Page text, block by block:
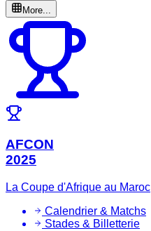
More...
AFCON
2025
La Coupe d'Afrique au Maroc
Calendrier & Matchs
Stades & Billetterie